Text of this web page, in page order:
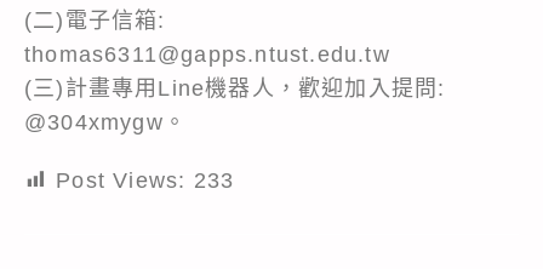
(二)電子信箱:
thomas6311@gapps.ntust.edu.tw
(三)計畫專用Line機器人，歡迎加入提問:
@304xmygw。
Post Views: 233